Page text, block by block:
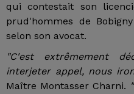
qui contestait son
prud'hommes de
selon son avocat.
"C'est extrêmement
interjeter appel, nous
Maître Montasser Charni.